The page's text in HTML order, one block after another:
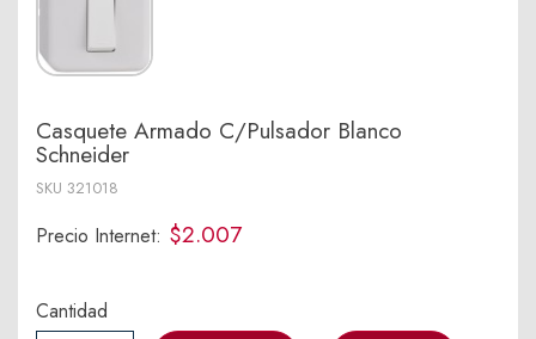
Casquete Armado C/Pulsador Blanco
Schneider
SKU 321018
Precio Internet: $2.007
Cantidad